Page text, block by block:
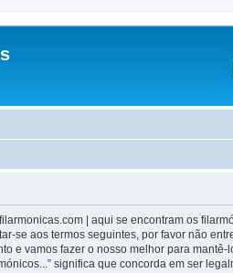
| aqui se encontram os
se aos termos seguintes, por favor não
e vamos fazer o nosso melhor para
significa que concorda em ser